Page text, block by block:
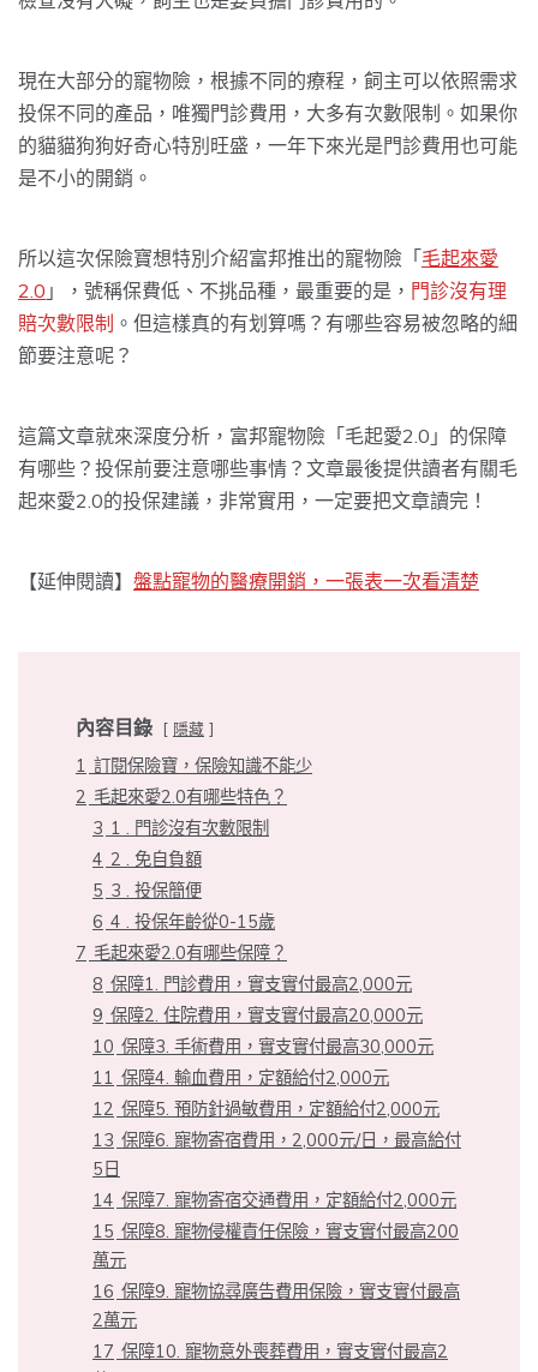
現在大部分的寵物險，根據不同的療程，飼主可以依照需求
投保不同的產品，唯獨門診費用，大多有次數限制。如果你
的貓貓狗狗好奇心特別旺盛，一年下來光是門診費用也可能
是不小的開銷。
所以這次保險寶想特別介紹富邦推出的寵物險「 毛起來愛
2.0 」，號稱保費低、不挑品種，最重要的是， 門診沒有理
賠次數限制 。但這樣真的有划算嗎？有哪些容易被忽略的細
節要注意呢？
這篇文章就來深度分析，富邦寵物險「毛起愛2.0」的保障
有哪些？投保前要注意哪些事情？文章最後提供讀者有關毛
起來愛2.0的投保建議，非常實用，一定要把文章讀完！
【延伸閱讀】 盤點寵物的醫療開銷，一張表一次看清楚
內容目錄 隱藏
1 訂閱保險寶，保險知識不能少
2 毛起來愛2.0有哪些特色？
3 1 . 門診沒有次數限制
4 2 . 免自負額
5 3 . 投保簡便
6 4 . 投保年齡從0-15歲
7 毛起來愛2.0有哪些保障？
8 保障1. 門診費用，實支實付最高2,000元
9 保障2. 住院費用，實支實付最高20,000元
10 保障3. 手術費用，實支實付最高30,000元
11 保障4. 輸血費用，定額給付2,000元
12 保障5. 預防針過敏費用，定額給付2,000元
13 保障6. 寵物寄宿費用，2,000元/日，最高給付
5日
14 保障7. 寵物寄宿交通費用，定額給付2,000元
15 保障8. 寵物侵權責任保險，實支實付最高200
萬元
16 保障9. 寵物協尋廣告費用保險，實支實付最高
2萬元
17 保障10. 寵物意外喪葬費用，實支實付最高2